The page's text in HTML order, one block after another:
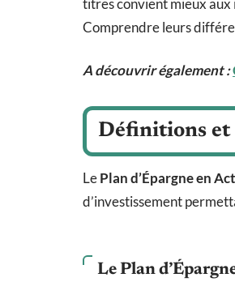
Comprendre leurs
A découvrir également :
Définitions et
LePlan d’Épargne en
d’investissement
Le Plan